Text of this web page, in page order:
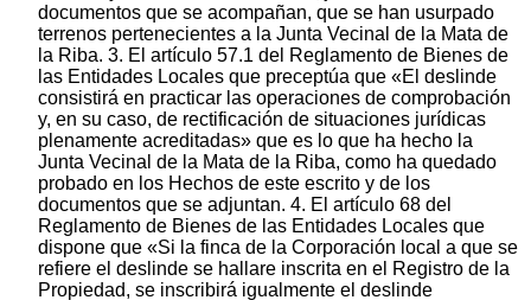
documentos que se acompañan, que se han usurpado
terrenos pertenecientes a la Junta Vecinal de la Mata de
la Riba. 3. El artículo 57.1 del Reglamento de Bienes de
las Entidades Locales que preceptúa que «El deslinde
consistirá en practicar las operaciones de comprobación
y, en su caso, de rectificación de situaciones jurídicas
plenamente acreditadas» que es lo que ha hecho la
Junta Vecinal de la Mata de la Riba, como ha quedado
probado en los Hechos de este escrito y de los
documentos que se adjuntan. 4. El artículo 68 del
Reglamento de Bienes de las Entidades Locales que
dispone que «Si la finca de la Corporación local a que se
refiere el deslinde se hallare inscrita en el Registro de la
Propiedad, se inscribirá igualmente el deslinde